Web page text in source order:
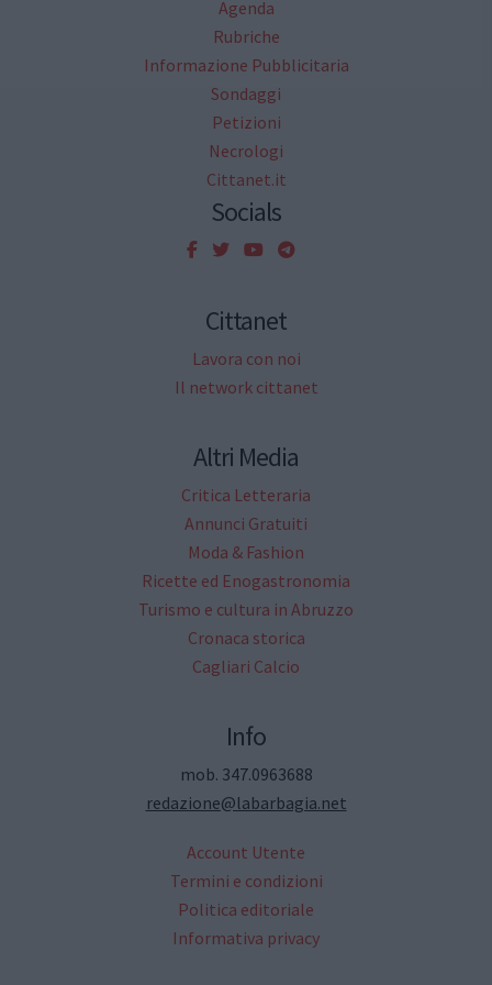
Agenda
Rubriche
Informazione Pubblicitaria
Sondaggi
Petizioni
Necrologi
Cittanet.it
Socials
Cittanet
Lavora con noi
Il network cittanet
Altri Media
Critica Letteraria
Annunci Gratuiti
Moda & Fashion
Ricette ed Enogastronomia
Turismo e cultura in Abruzzo
Cronaca storica
Cagliari Calcio
Info
mob. 347.0963688
redazione@labarbagia.net
Account Utente
Termini e condizioni
Politica editoriale
Informativa privacy